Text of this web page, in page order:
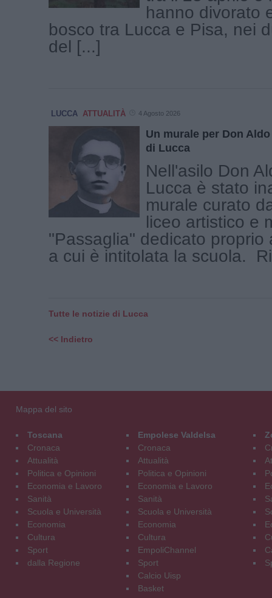
hanno divorato
bosco tra Lucca e Pisa, nei
del [...]
LUCCA ATTUALITÀ 4 Agosto 2026
Un murale per Don
di Lucca
Nell'asilo Don
Lucca è stato
murale curato
liceo artistico e
"Passaglia" dedicato proprio
a cui è intitolata la scuola.
Tutte le notizie di Lucca
<< Indietro
Mappa del sito
Toscana
Cronaca
Attualità
Politica e Opinioni
Economia e Lavoro
Sanità
Scuola e Università
Economia
Cultura
Sport
dalla Regione
Empolese Valdelsa
Cronaca
Attualità
Politica e Opinioni
Economia e Lavoro
Sanità
Scuola e Università
Economia
Cultura
EmpoliChannel
Sport
Calcio Uisp
Basket